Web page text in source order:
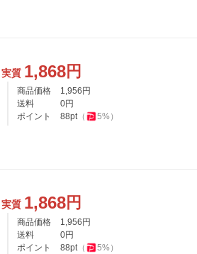
実質 1,868円
商品価格 1,956 円
送料
0円
ポイント
88pt（ 5%）
実質 1,868円
商品価格 1,956 円
送料
0円
ポイント
88pt（ 5%）